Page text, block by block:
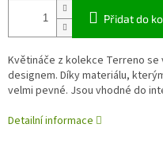
Přidat do
Květináče z kolekce Terreno
designem. Díky materiálu,
velmi pevné. Jsou vhodné do
Detailní informace